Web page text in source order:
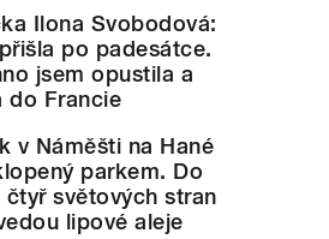
Ilona Svobodová:
po padesátce.
jsem opustila a
do Francie
v Náměšti na Hané
parkem. Do
čtyř světových stran
lipové aleje